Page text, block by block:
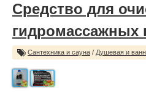
Средство для
гидромассажных
Сантехника и сауна / Душевая и